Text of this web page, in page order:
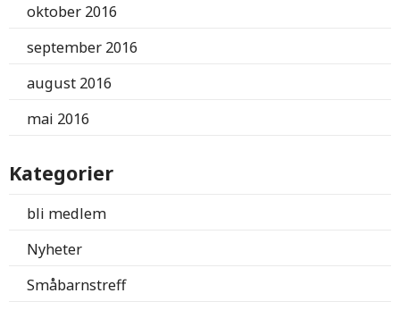
oktober 2016
september 2016
august 2016
mai 2016
Kategorier
bli medlem
Nyheter
Småbarnstreff